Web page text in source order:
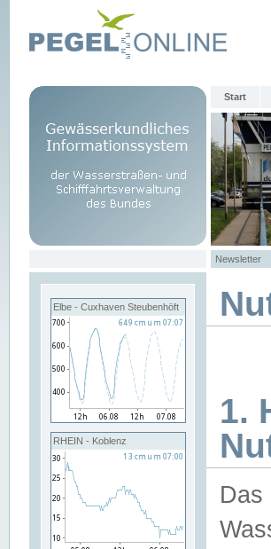
Start
Newsletter
Elbe - Cuxhaven Steubenhöft
RHEIN - Koblenz
1.
Das